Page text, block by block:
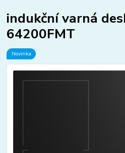
indukční varná
64200FMT
Novinka